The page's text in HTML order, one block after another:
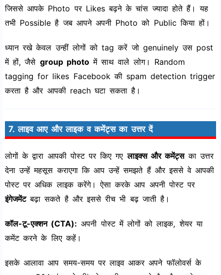
जिससे आपके Photo पर Likes बढ़ने के चांस ज्यादा होते हैं। यह
तभी Possible है जब आपने अपनी Photo को Public किया हों।
ध्यान रखे केवल उन्हीं लोगों को tag करें जो genuinely उस post
में हों, जैसे group photoमें साथ वाले लोग। Random
tagging for likes Facebook की spam detection trigger
करता है और आपकी reach घटा सकता है।
7. लाइव आए और लाइक व कमेंट्स का उत्तर दें
लोगों के द्वारा आपकी पोस्ट पर किए गएलाइक्स और कमेंट्सका उत्तर
देना उन्हें महसूस कराएगा कि आप उन्हें समझते हैं और इससे वे आपकी
पोस्ट पर अधिक लाइक करेंगे। ऐसा करके आप अपनी पोस्ट पर
इंगेजमेंटबढ़ा सकते है और इससे रीच भी बढ़ जाती है।
कॉल-टू-एक्शन (CTA): अपनी पोस्ट में लोगों को लाइक, शेयर या
कमेंट करने के लिए कहें।
इसके आलावा आप समय-समय पर लाइव आकर अपने फॉलोवर्स के